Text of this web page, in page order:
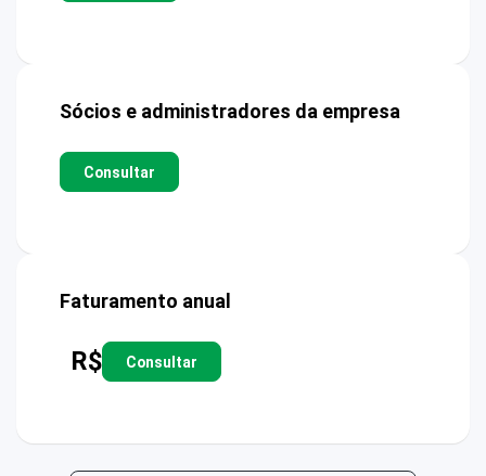
Sócios e administradores da empresa
Consultar
Faturamento anual
R$ Consultar